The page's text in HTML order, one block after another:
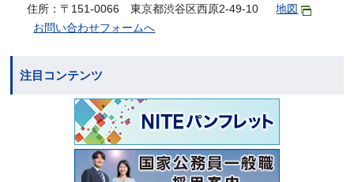
住所：〒151-0066 東京都渋谷区西原2-49-10
地図
お問い合わせフォームへ
注目コンテンツ